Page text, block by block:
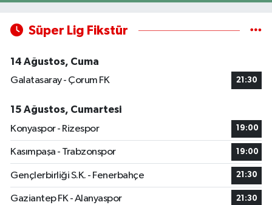
Süper Lig Fikstür
14 Ağustos, Cuma
Galatasaray - Çorum FK
21:30
15 Ağustos, Cumartesi
Konyaspor - Rizespor
19:00
Kasımpaşa - Trabzonspor 19:00
Gençlerbirliği S.K. - Fenerbahçe 21:30
Gaziantep FK - Alanyaspor 21:30